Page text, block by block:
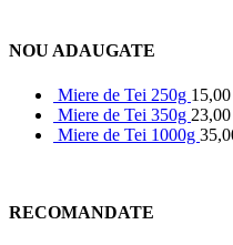
NOU ADAUGATE
Miere de Tei 250g 15,00
Miere de Tei 350g 23,00
Miere de Tei 1000g
RECOMANDATE